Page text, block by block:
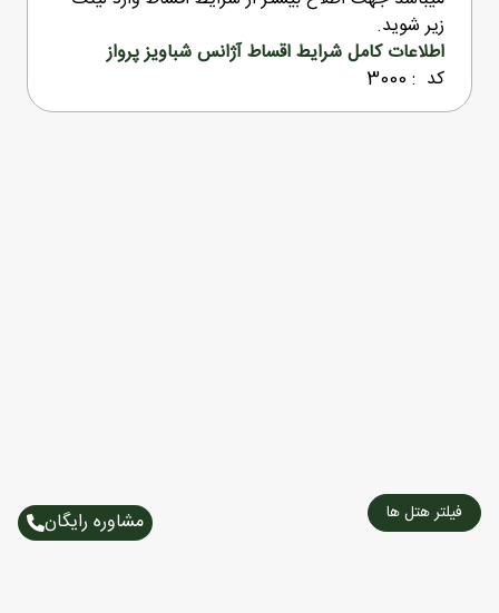
فیلتر هتل ها
زیر شوید.
اطلاعات کامل شرایط اقساط آژانس شباویز پرواز
کد : 3000
مشاوره رایگان